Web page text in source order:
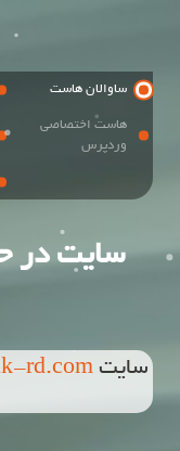
ساوالان هاست
هاست اختصاصی
وردپرس
سایت در
سایتrd.com